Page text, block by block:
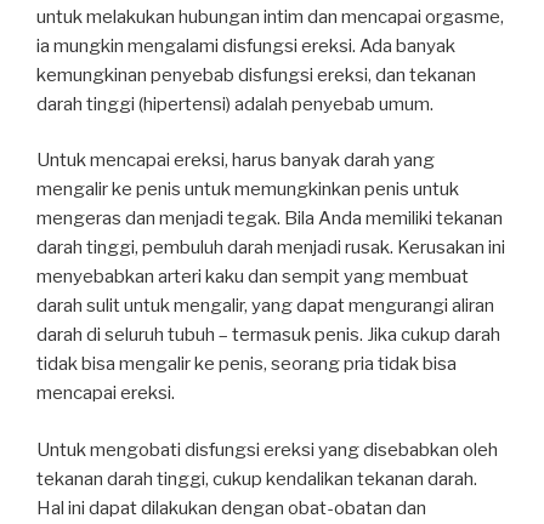
untuk melakukan hubungan intim dan mencapai orgasme,
ia mungkin mengalami disfungsi ereksi. Ada banyak
kemungkinan penyebab disfungsi ereksi, dan tekanan
darah tinggi (hipertensi) adalah penyebab umum.
Untuk mencapai ereksi, harus banyak darah yang
mengalir ke penis untuk memungkinkan penis untuk
mengeras dan menjadi tegak. Bila Anda memiliki tekanan
darah tinggi, pembuluh darah menjadi rusak. Kerusakan ini
menyebabkan arteri kaku dan sempit yang membuat
darah sulit untuk mengalir, yang dapat mengurangi aliran
darah di seluruh tubuh – termasuk penis. Jika cukup darah
tidak bisa mengalir ke penis, seorang pria tidak bisa
mencapai ereksi.
Untuk mengobati disfungsi ereksi yang disebabkan oleh
tekanan darah tinggi, cukup kendalikan tekanan darah.
Hal ini dapat dilakukan dengan obat-obatan dan